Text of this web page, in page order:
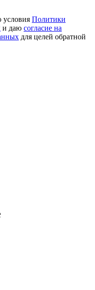
Политики
и даю согласие на
для целей обратной